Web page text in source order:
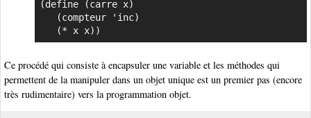
(define (carre x)
   (* x x))
Ce procédé qui consiste à encapsuler une variable et les méthodes qui
permettent de la manipuler dans un objet unique est un premier pas (encore
très rudimentaire) vers la programmation objet.